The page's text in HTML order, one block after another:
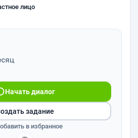
лицо
Начать диалог
задание
в избранное